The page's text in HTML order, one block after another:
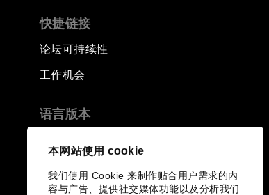
本网站使用 cookie
我们使用 Cookie 来制作贴合用户需求的内
容与广告、提供社交媒体功能以及分析我们
快捷链接
论坛可持续性
工作机会
语言版本